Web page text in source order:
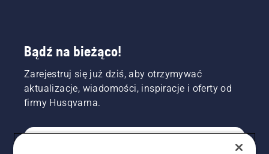
Bądź na bieżąco!
Zarejestruj się już dziś, aby otrzymywać
aktualizacje, wiadomości, inspiracje i oferty od
firmy Husqvarna.